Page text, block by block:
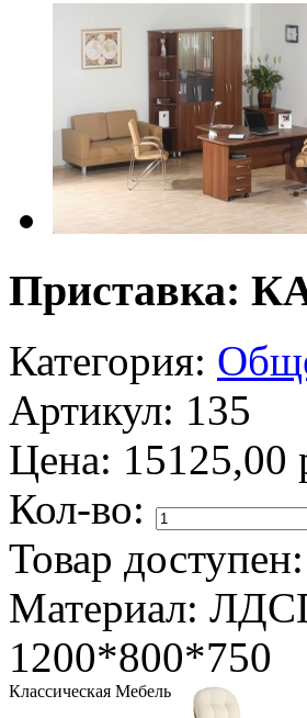
Приставка:
Категория:
Артикул: 135
Цена: 15125,00
Кол-во:
Товар доступен:
Материал:
1200*800*750
Классическая Мебель